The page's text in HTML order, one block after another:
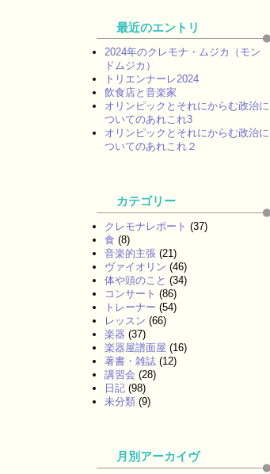
最近のエントリ
2024年のクレモナ・ムジカ（モン
ドムジカ）
トリエンナーレ2024
飲食店と音楽家
オリンピックとそれにからむ政治に
ついてのあれこれ3
オリンピックとそれにからむ政治に
ついてのあれこれ２
カテゴリー
クレモナレポート (37)
食 (8)
音楽的主張 (21)
ヴァイオリン (46)
体や頭のこと (34)
コンサート (86)
トレーナー (54)
レッスン (66)
楽器 (37)
楽器屋譜面屋 (16)
著書・雑誌 (12)
講習会 (28)
日記 (98)
未分類 (9)
月別アーカイヴ